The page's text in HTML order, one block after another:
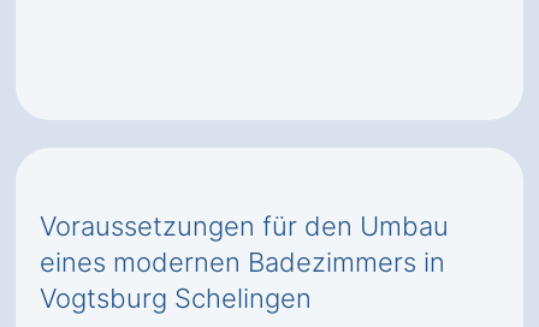
Voraussetzungen für den Umbau
eines modernen Badezimmers in
Vogtsburg Schelingen